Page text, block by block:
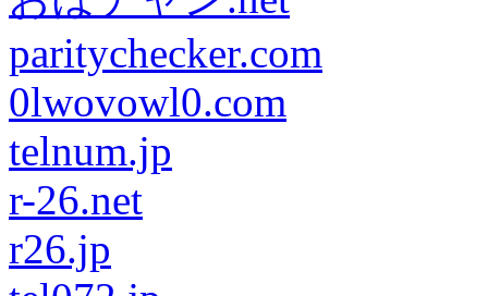
paritychecker.com
0lwovowl0.com
telnum.jp
r-26.net
r26.jp